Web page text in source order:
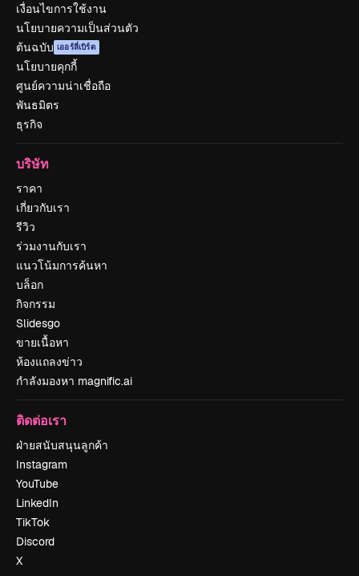
เงื่อนไขการใช้งาน
นโยบายความเป็นส่วนตัว
ต้นฉบับ เออร์ลี่เบิร์ด
นโยบายคุกกี้
ศูนย์ความน่าเชื่อถือ
พันธมิตร
ธุรกิจ
บริษัท
ราคา
เกี่ยวกับเรา
รีวิว
ร่วมงานกับเรา
แนวโน้มการค้นหา
บล็อก
กิจกรรม
Slidesgo
ขายเนื้อหา
ห้องแถลงข่าว
กำลังมองหา magnific.ai
ติดต่อเรา
ฝ่ายสนับสนุนลูกค้า
Instagram
YouTube
LinkedIn
TikTok
Discord
X